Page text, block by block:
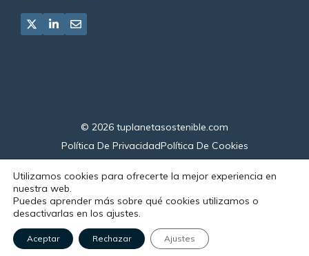
© 2026 tuplanetasostenible.com
Política De PrivacidadPolítica De Cookies
Utilizamos cookies para ofrecerte la mejor experiencia en
nuestra web.
Puedes aprender más sobre qué cookies utilizamos o
desactivarlas en los ajustes.
Aceptar Rechazar Ajustes